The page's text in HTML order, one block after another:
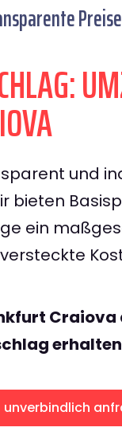
und
bieten
ein
Craiova
unverbindlich